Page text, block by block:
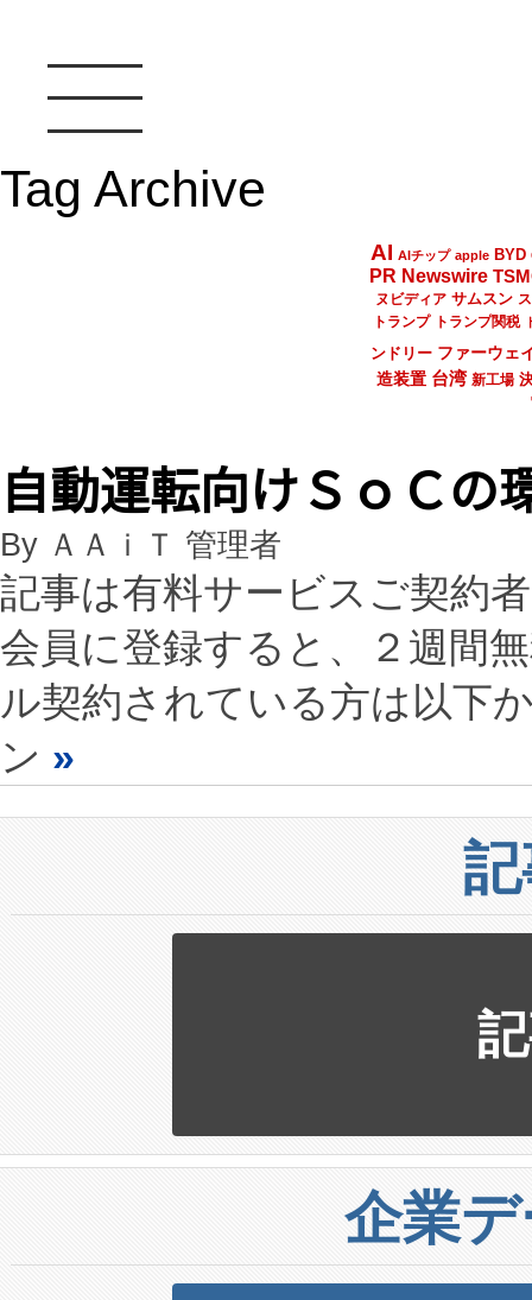
Tag Archive
AI AIチップ apple BYD
PR Newswire
ヌビディア サムスン
トランプ
トランプ関税
ンドリー ファーウェ
造装置 台湾 新工場
自動運転向けＳｏＣの
By ＡＡｉＴ 管理者
記事は有料サービスご契約
会員に登録すると、２週間
ル契約されている方は以下
ン »
企業